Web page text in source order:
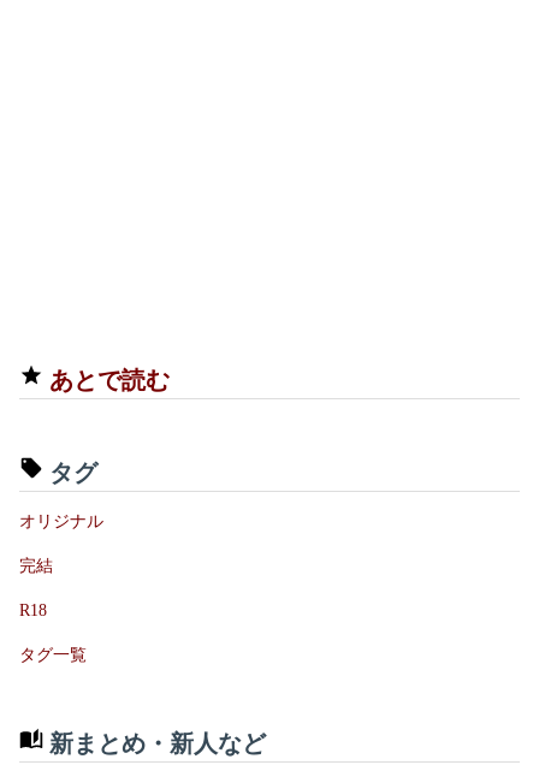
あとで読む
タグ
オリジナル
完結
R18
タグ一覧
新まとめ・新人など